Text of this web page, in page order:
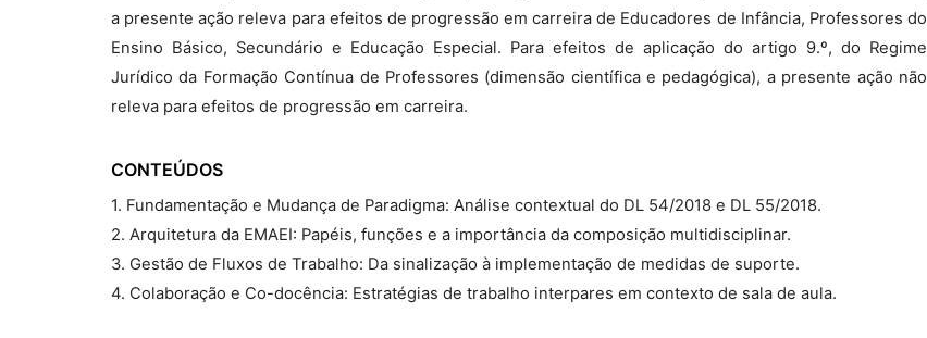
a presente ação releva para efeitos de progressão em carreira de Educadores de Infância, Professores do
Ensino Básico, Secundário e Educação Especial. Para efeitos de aplicação do artigo 9.º, do Regime
Jurídico da Formação Contínua de Professores (dimensão científica e pedagógica), a presente ação não
releva para efeitos de progressão em carreira.
CONTEÚDOS
1. Fundamentação e Mudança de Paradigma: Análise contextual do DL 54/2018 e DL 55/2018.
2. Arquitetura da EMAEI: Papéis, funções e a importância da composição multidisciplinar.
3. Gestão de Fluxos de Trabalho: Da sinalização à implementação de medidas de suporte.
4. Colaboração e Co-docência: Estratégias de trabalho interpares em contexto de sala de aula.